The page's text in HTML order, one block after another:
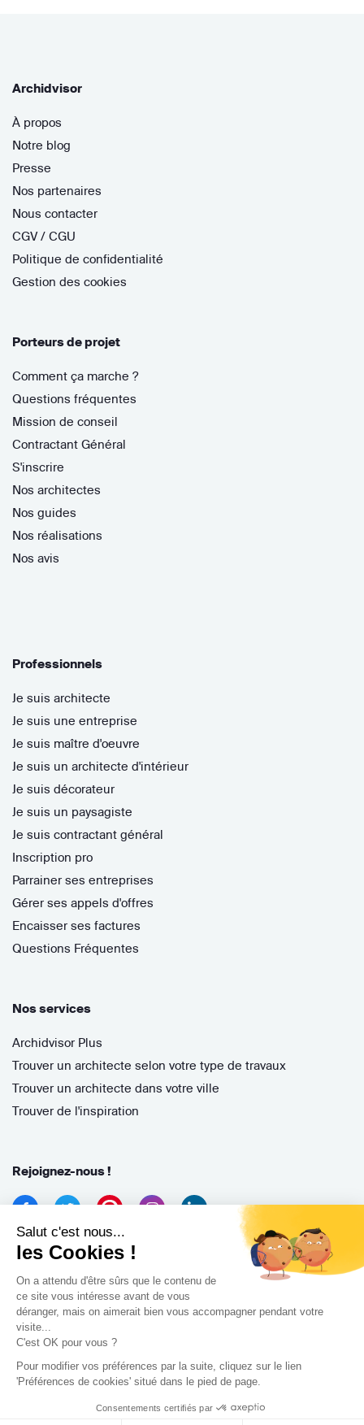
Salut c'est nous...
les Cookies !
On a attendu d'être sûrs que le contenu de
ce site vous intéresse avant de vous
déranger, mais on aimerait bien vous accompagner pendant votre
visite...
C'est OK pour vous ?
Pour modifier vos préférences par la suite, cliquez sur le lien
'Préférences de cookies' situé dans le pied de page.
Consentements certifiés par
Archidvisor
À propos
Notre blog
Presse
Nos partenaires
Nous contacter
CGV / CGU
Politique de confidentialité
Gestion des cookies
Porteurs de projet
Comment ça marche ?
Questions fréquentes
Mission de conseil
Contractant Général
S'inscrire
Nos architectes
Nos guides
Nos réalisations
Nos avis
Professionnels
Je suis architecte
Je suis une entreprise
Je suis maître d'oeuvre
Je suis un architecte d'intérieur
Je suis décorateur
Je suis un paysagiste
Je suis contractant général
Inscription pro
Parrainer ses entreprises
Gérer ses appels d'offres
Encaisser ses factures
Questions Fréquentes
Nos services
Archidvisor Plus
Trouver un architecte selon votre type de travaux
Trouver un architecte dans votre ville
Trouver de l'inspiration
Rejoignez-nous !
Archidvisor
13 Rue des Cordeliers, 33000 Bordeaux, France
Copyright 2021